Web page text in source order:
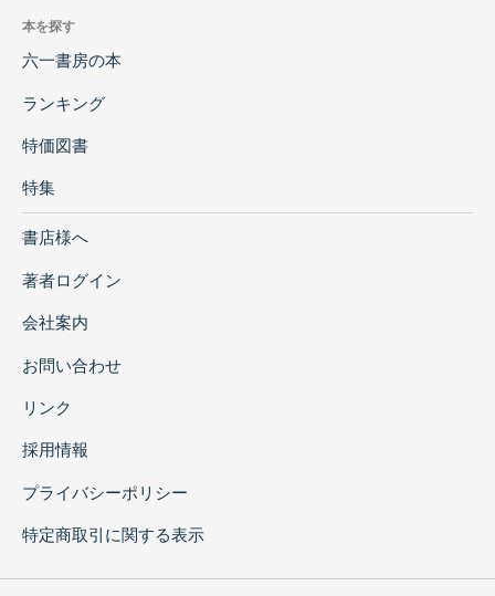
本を探す
六一書房の本
ランキング
特価図書
特集
書店様へ
著者ログイン
会社案内
お問い合わせ
リンク
採用情報
プライバシーポリシー
特定商取引に関する表示